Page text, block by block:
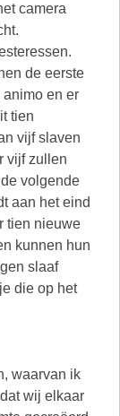
camera
de eerste
animo en er
tien
vijf slaven
vijf zullen
volgende
aan het eind
tien nieuwe
kunnen hun
slaaf
die op het
waarvan ik
wij elkaar